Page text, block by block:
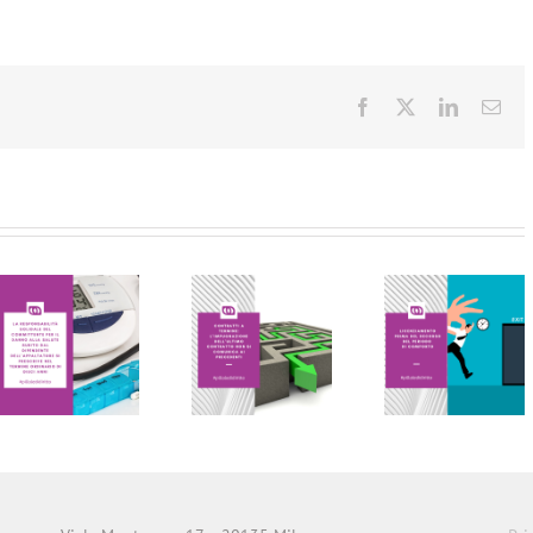
Facebook LinkedIn
LE PILLOLE
DEL
VENERDI’
LE PILLOLE
DEL
VENERDI’